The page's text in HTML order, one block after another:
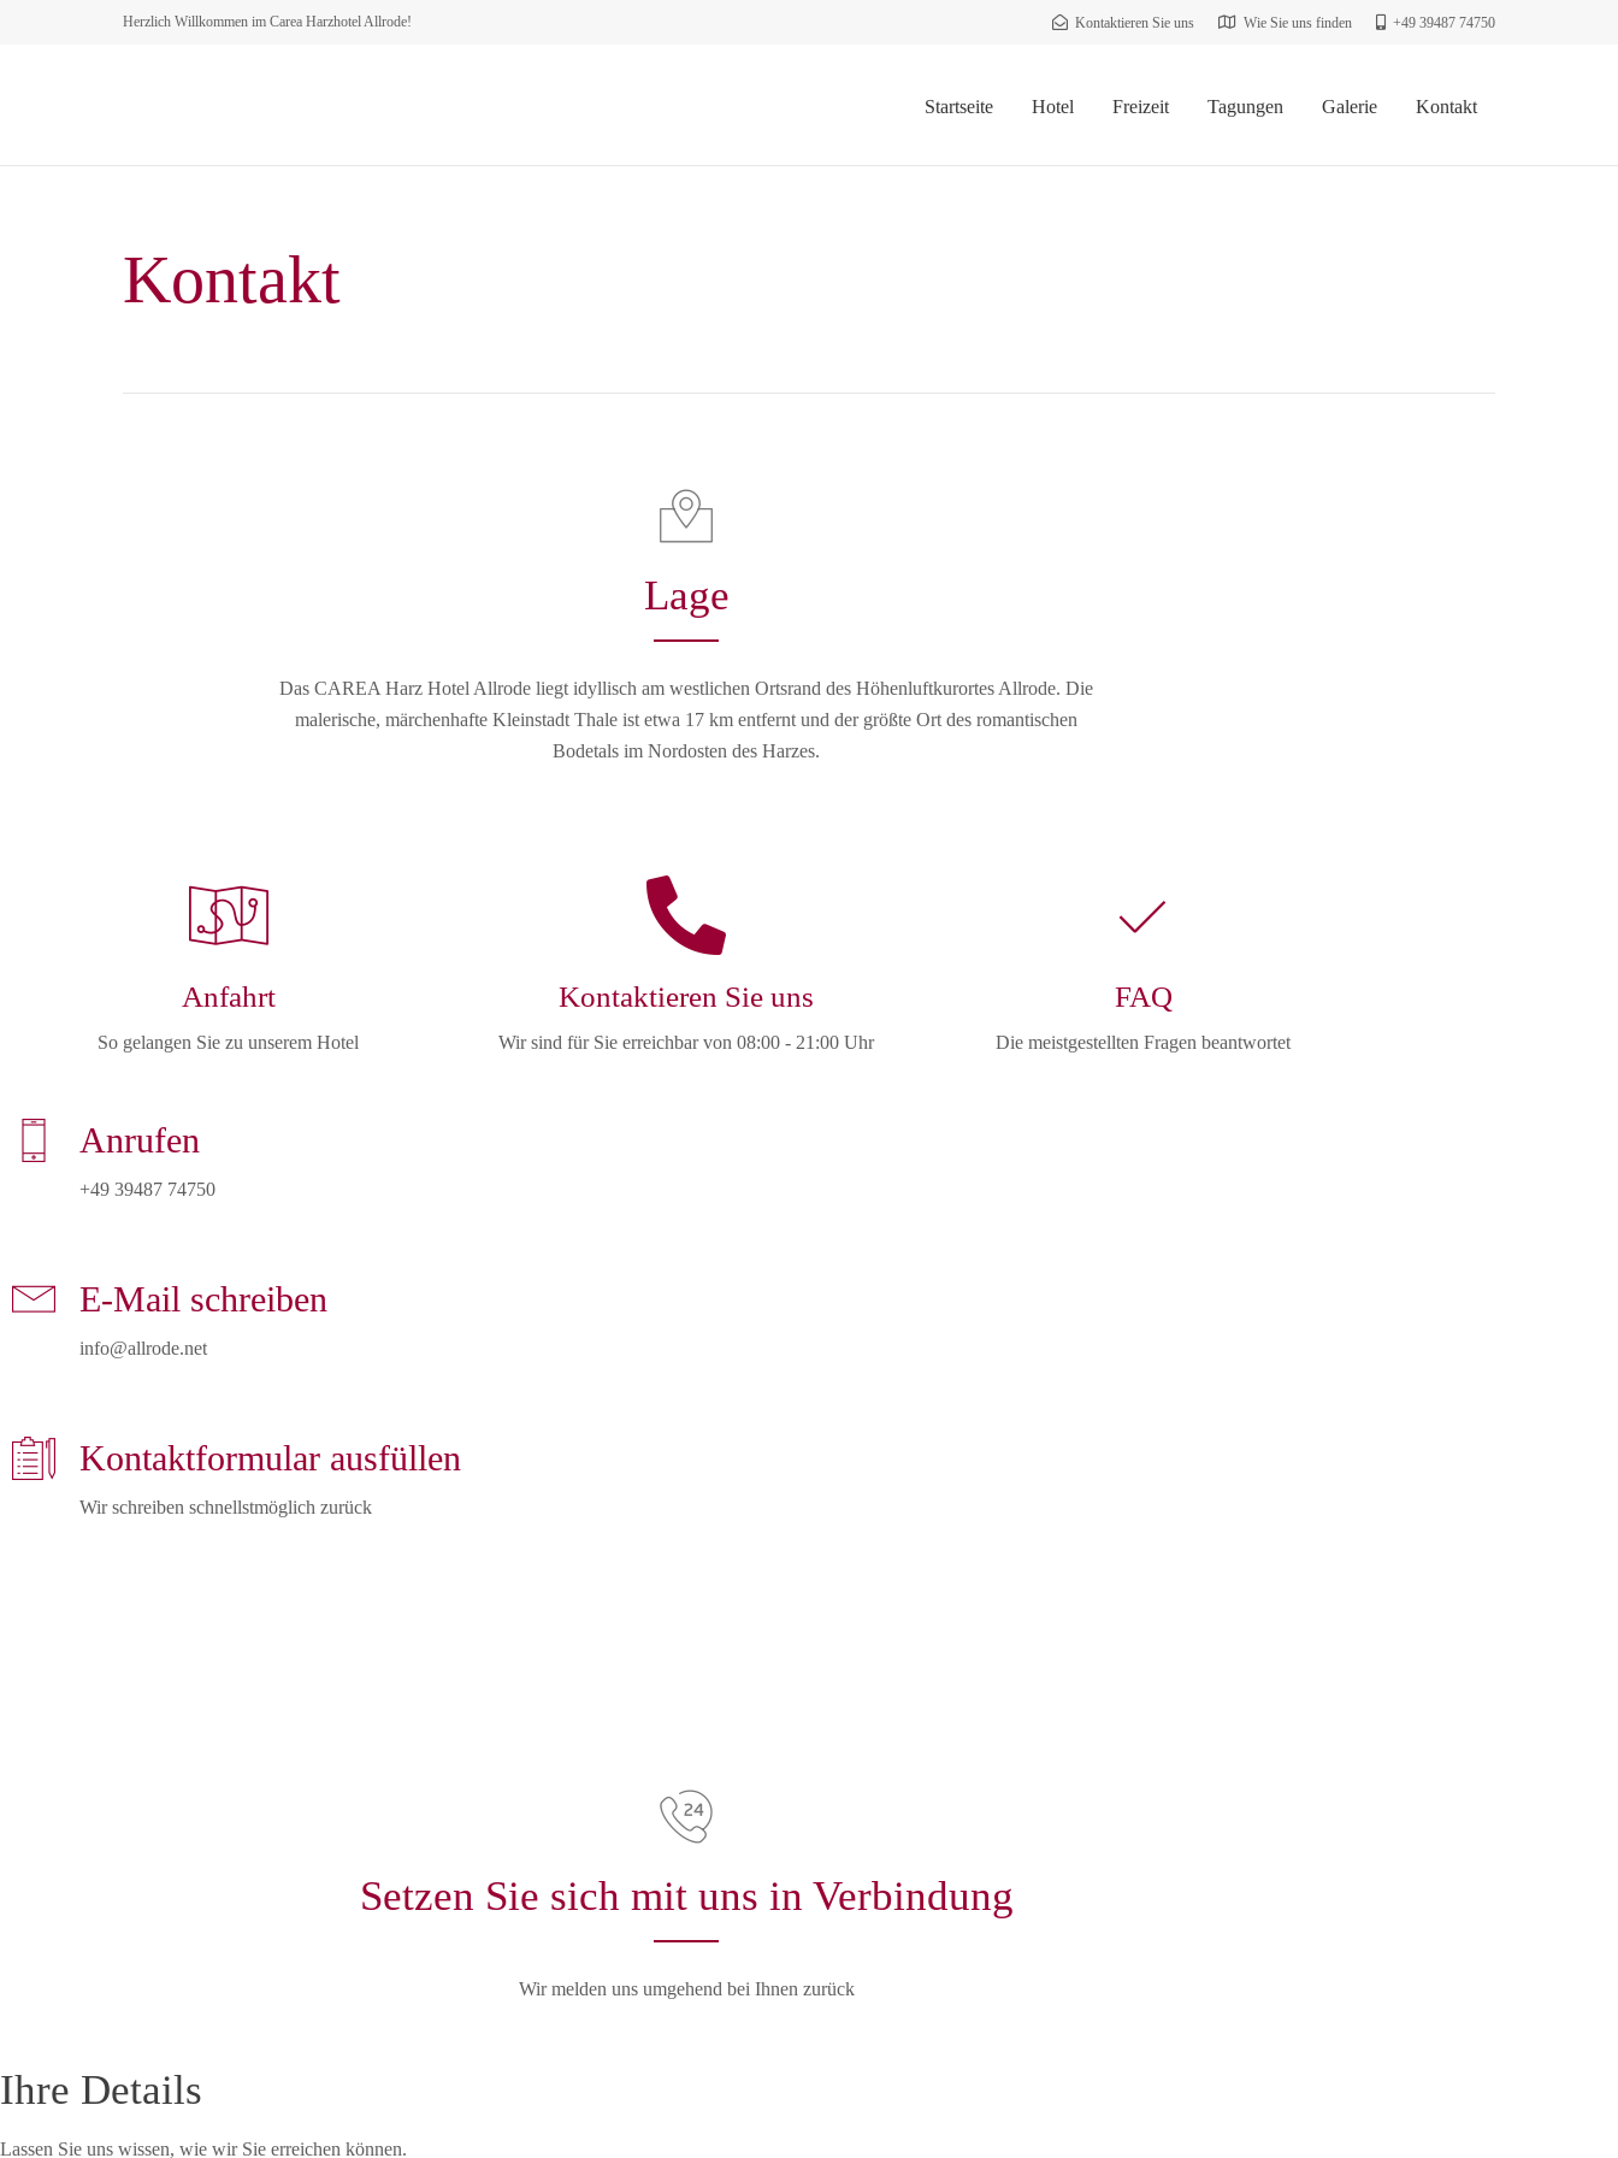
Herzlich Willkommen im Carea Harzhotel Allrode! Kontaktieren Sie uns Wie Sie uns finden +49 39487 74750
Startseite Hotel Freizeit Tagungen Galerie Kontakt
Kontakt
Lage
Das CAREA Harz Hotel Allrode liegt idyllisch am westlichen Ortsrand des Höhenluftkurortes Allrode. Die
malerische, märchenhafte Kleinstadt Thale ist etwa 17 km entfernt und der größte Ort des romantischen
Bodetals im Nordosten des Harzes.
Anfahrt
So gelangen Sie zu unserem Hotel
Kontaktieren Sie uns
Wir sind für Sie erreichbar von 08:00 - 21:00 Uhr
FAQ
Die meistgestellten Fragen beantwortet
Anrufen
E-Mail schreiben
info@allrode.net
Kontaktformular ausfüllen
Wir schreiben schnellstmöglich zurück
Setzen Sie sich mit uns in Verbindung
Wir melden uns umgehend bei Ihnen zurück
Ihre Details
Lassen Sie uns wissen, wie wir Sie erreichen können.